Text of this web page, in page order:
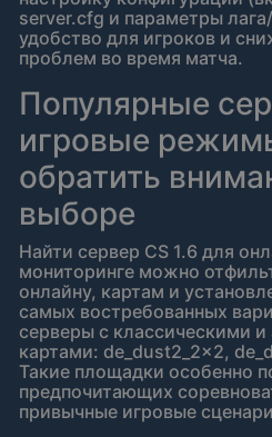
server.cfg и параметры
удобство для игроков и
проблем во время матча.
Популярные
игровые
обратить
выборе
Найти сервер CS 1.6 для
мониторинге можно
онлайну, картам и
самых востребованных
серверы с классическими
картами: de_dust2_2x2,
Такие площадки особенно
предпочитающих
привычные игровые